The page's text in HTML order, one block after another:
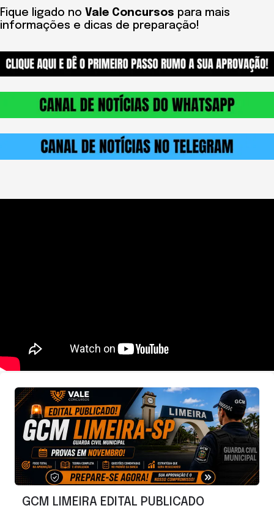
Fique ligado no Vale Concursos para mais
informações e dicas de preparação!
GCM LIMEIRA EDITAL PUBLICADO